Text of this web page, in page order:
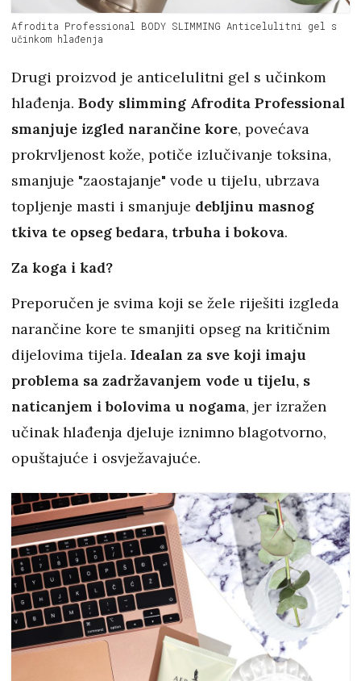
Afrodita Professional BODY SLIMMING Anticelulitni gel s
učinkom hlađenja
Drugi proizvod je anticelulitni gel s učinkom
hlađenja. Body slimming Afrodita Professional
smanjuje izgled narančine kore, povećava
prokrvljenost kože, potiče izlučivanje toksina,
smanjuje "zaostajanje" vode u tijelu, ubrzava
topljenje masti i smanjuje debljinu masnog
tkiva te opseg bedara, trbuha i bokova.
Za koga i kad?
Preporučen je svima koji se žele riješiti izgleda
narančine kore te smanjiti opseg na kritičnim
dijelovima tijela. Idealan za sve koji imaju
problema sa zadržavanjem vode u tijelu, s
naticanjem i bolovima u nogama, jer izražen
učinak hlađenja djeluje iznimno blagotvorno,
opuštajuće i osvježavajuće.